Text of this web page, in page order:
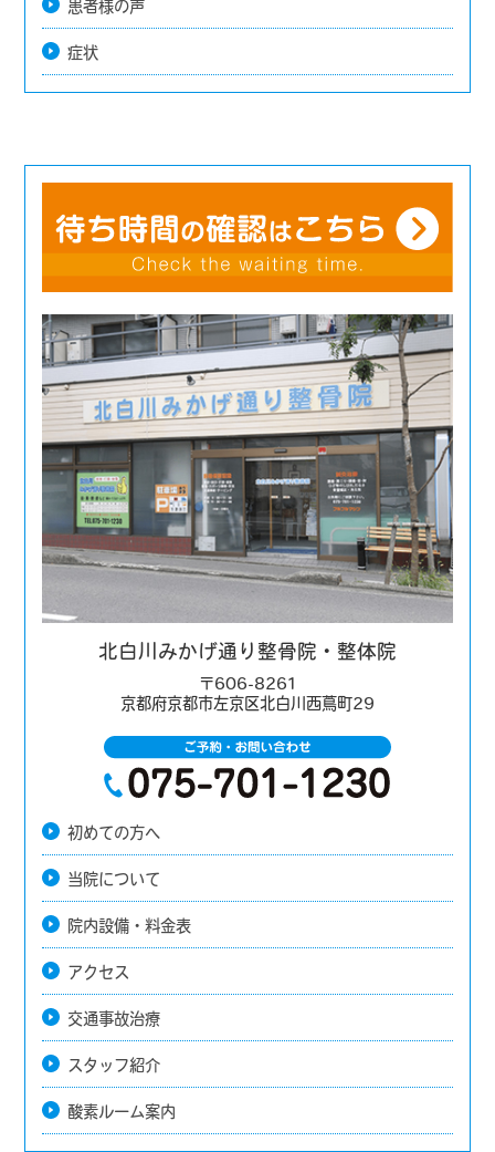
患者様の声
症状
北白川みかげ通り整骨院・整体院
〒606-8261
京都府京都市左京区北白川西蔦町29
初めての方へ
当院について
院内設備・料金表
アクセス
交通事故治療
スタッフ紹介
酸素ルーム案内